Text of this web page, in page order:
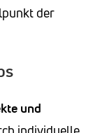
der
und